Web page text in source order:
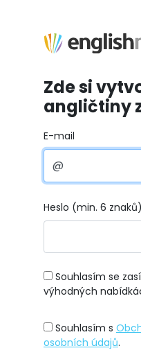
Zde si
angličtiny
E-mail
Heslo (min. 6 znaků)
Souhlasím se
výhodných
Souhlasím s
osobních údajů.